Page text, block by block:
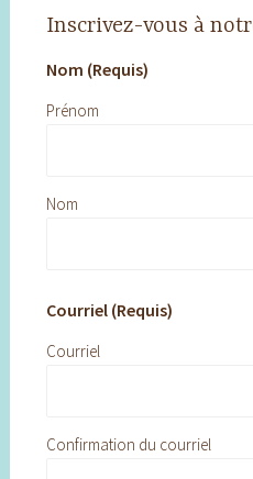
Inscrivez-vous à
Nom (Requis)
Prénom
Nom
Courriel (Requis)
Courriel
Confirmation du courriel